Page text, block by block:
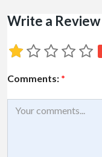
Write a Review
Comments: *